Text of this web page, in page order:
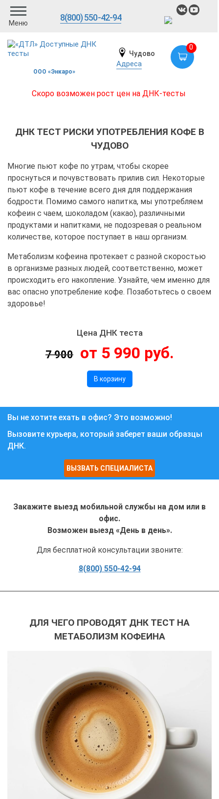
Меню
8(800) 550-42-94
ООО «Энкаро»
Чудово
Адреса
0
Скоро возможен рост цен на ДНК-тесты
ДНК ТЕСТ РИСКИ УПОТРЕБЛЕНИЯ КОФЕ В
ЧУДОВО
Многие пьют кофе по утрам, чтобы скорее
проснуться и почувствовать прилив сил. Некоторые
пьют кофе в течение всего дня для поддержания
бодрости. Помимо самого напитка, мы употребляем
кофеин с чаем, шоколадом (какао), различными
продуктами и напитками, не подозревая о реальном
количестве, которое поступает в наш организм.
Метаболизм кофеина протекает с разной скоростью
в организме разных людей, соответственно, может
происходить его накопление. Узнайте, чем именно для
вас опасно употребление кофе. Позаботьтесь о своем
здоровье!
Цена ДНК теста
7 900 от 5 990 руб.
В корзину
Вы не хотите ехать в офис? Это возможно!
Вызовите курьера, который заберет ваши образцы
ДНК.
ВЫЗВАТЬ СПЕЦИАЛИСТА
Закажите выезд мобильной службы на дом или в
офис.
Возможен выезд «День в день».
Для бесплатной консультации звоните:
8(800) 550-42-94
ДЛЯ ЧЕГО ПРОВОДЯТ ДНК ТЕСТ НА
МЕТАБОЛИЗМ КОФЕИНА